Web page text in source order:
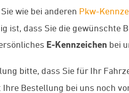
wie bei anderen Pkw-
ist, dass Sie die
E-Kennzeichen bei
bitte, dass Sie für Ihr
Bestellung bei uns noch